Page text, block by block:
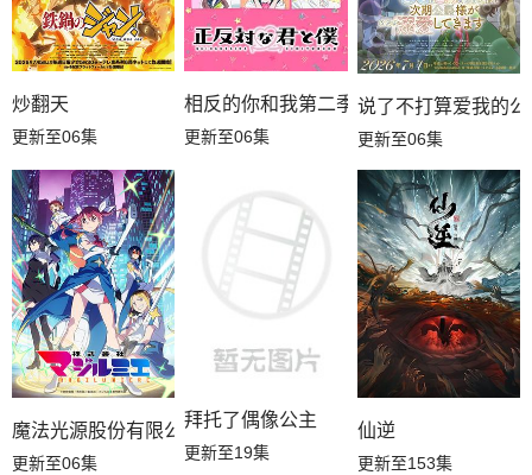
第05集 第04集 第03集
炒翻天
更新至06集
相反的你和我第二季
更新至06集
说了不打算爱我的
更新至06集
魔法光源股份有限公司第二季
更新至06集
拜托了偶像公主
更新至19集
仙逆
更新至153集